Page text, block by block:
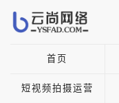
首页
短视频拍摄运营